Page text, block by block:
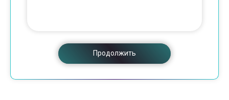
Продолжить